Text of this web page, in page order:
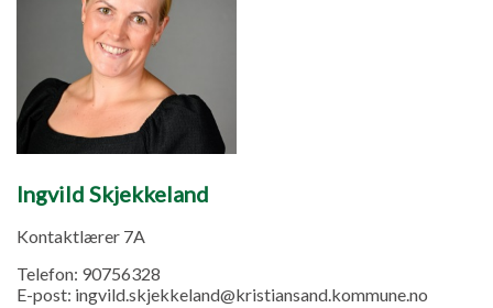
Ingvild Skjekkeland
Kontaktlærer 7A
Telefon: 90756328
E-post: ingvild.skjekkeland@kristiansand.kommune.no